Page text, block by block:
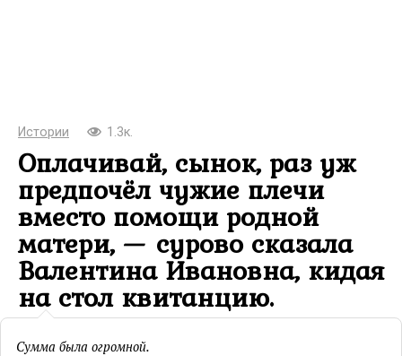
Истории 1.3к.
Оплачивай, сынок, раз уж
предпочёл чужие плечи
вместо помощи родной
матери, — сурово сказала
Валентина Ивановна, кидая
на стол квитанцию.
Сумма была огромной.